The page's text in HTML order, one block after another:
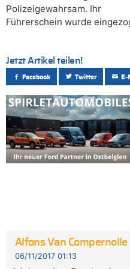
Polizeigewahrsam. Ihr
Führerschein wurde
Jetzt Artikel teilen!
Facebook Twitter E-
Alfons Van Compernolle
06/11/2017 01:13